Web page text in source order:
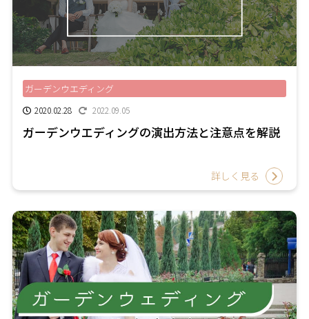
ガーデンウエディング
2020.02.28 2022.09.05
ガーデンウエディングの演出方法と注意点を解説
詳しく見る